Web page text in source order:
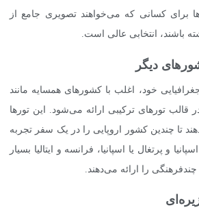
برای کسانی که می‌خواهند تصویری جامع از
باشند، انتخابی عالی است.
دیگر
خود، اغلب با کشورهای همسایه مانند
در قالب تورهای ترکیبی ارائه می‌شود. این تورها
تا چندین کشور اروپایی را در یک سفر تجربه
و پرتغال یا اسپانیا، فرانسه و ایتالیا بسیار
را ارائه می‌دهند.